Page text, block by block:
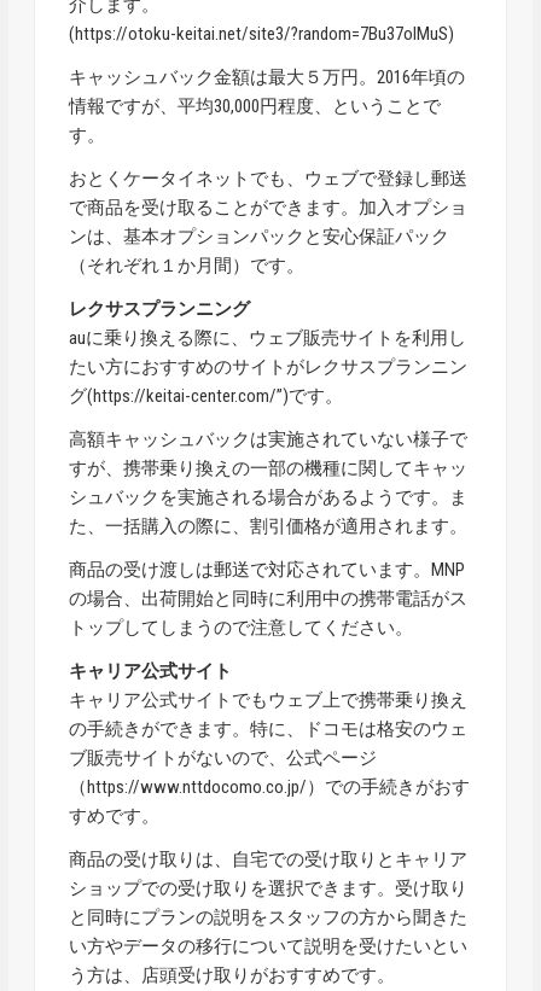
介します。
(https://otoku-keitai.net/site3/?random=7Bu37olMuS)
キャッシュバック金額は最大５万円。2016年頃の
情報ですが、平均30,000円程度、ということで
す。
おとくケータイネットでも、ウェブで登録し郵送
で商品を受け取ることができます。加入オプショ
ンは、基本オプションパックと安心保証パック
（それぞれ１か月間）です。
レクサスプランニング
auに乗り換える際に、ウェブ販売サイトを利用し
たい方におすすめのサイトがレクサスプランニン
グ(https://keitai-center.com/”)です。
高額キャッシュバックは実施されていない様子で
すが、携帯乗り換えの一部の機種に関してキャッ
シュバックを実施される場合があるようです。ま
た、一括購入の際に、割引価格が適用されます。
商品の受け渡しは郵送で対応されています。MNP
の場合、出荷開始と同時に利用中の携帯電話がス
トップしてしまうので注意してください。
キャリア公式サイト
キャリア公式サイトでもウェブ上で携帯乗り換え
の手続きができます。特に、ドコモは格安のウェ
ブ販売サイトがないので、公式ページ
（https://www.nttdocomo.co.jp/）での手続きがおす
すめです。
商品の受け取りは、自宅での受け取りとキャリア
ショップでの受け取りを選択できます。受け取り
と同時にプランの説明をスタッフの方から聞きた
い方やデータの移行について説明を受けたいとい
う方は、店頭受け取りがおすすめです。